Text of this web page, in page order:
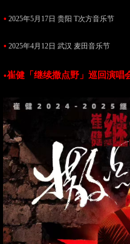
• 2025年5月17日 贵阳 T次方音乐节
• 2025年4月12日 武汉 麦田音乐节
•崔健「继续撒点野」巡回演唱